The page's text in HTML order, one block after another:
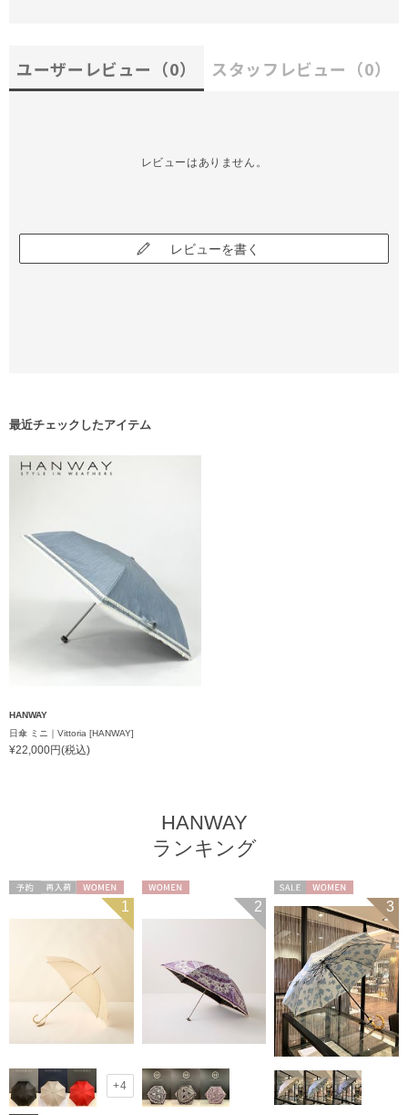
ユーザーレビュー （0） スタッフレビュー （0）
レビューはありません。
レビューを書く
最近チェックしたアイテム
HANWAY
日傘 ミニ｜Vittoria [HANWAY]
¥22,000円(税込)
HANWAY
ランキング
WOMEN 1
+4
2 3